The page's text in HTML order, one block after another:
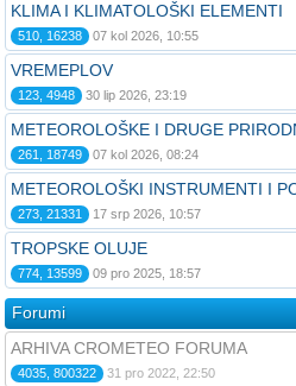
KLIMA I KLIMATOLOŠKI ELEMENTI
510, 16238 07 kol 2026, 10:55
VREMEPLOV
123, 4948 30 lip 2026, 23:19
METEOROLOŠKE I DRUGE
261, 18749 07 kol 2026, 08:24
METEOROLOŠKI INSTRUMENTI I
273, 21331 17 srp 2026, 10:57
TROPSKE OLUJE
774, 13599 09 pro 2025, 18:57
Forumi
ARHIVA CROMETEO FORUMA
4035, 800322 31 pro 2022, 22:50